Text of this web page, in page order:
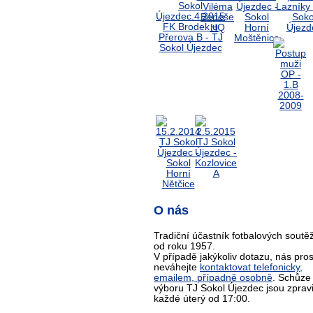
O nás
Tradiční účastník fotbalových
od roku 1957.
V případě jakýkoliv dotazu, nás
neváhejte kontaktovat telefonicky,
emailem, případně osobně. Schůze
výboru TJ Sokol Újezdec jsou
každé úterý od 17:00.